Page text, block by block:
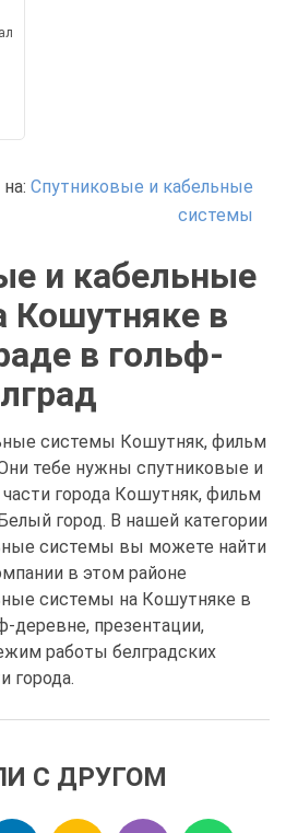
Спутниковые и кабельные
системы
и кабельные
Кошутняке в
в гольф-
системы Кошутняк, фильм
тебе нужны спутниковые и
города Кошутняк, фильм
город. В нашей категории
системы вы можете найти
в этом районе
системы на Кошутняке в
деревне, презентации,
работы белградских
города.
С ДРУГОМ